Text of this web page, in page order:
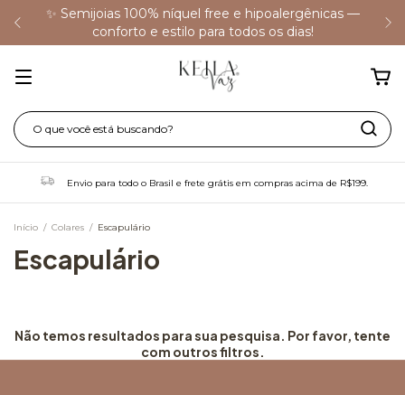
✨ Semijoias 100% níquel free e hipoalergênicas —
conforto e estilo para todos os dias!
Envio para todo o Brasil e frete grátis em compras acima de R$199.
Início / Colares / Escapulário
Escapulário
Não temos resultados para sua pesquisa. Por favor, tente
com outros filtros.